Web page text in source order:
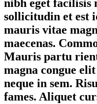
nibh eget facilisis
sollicitudin et est
mauris vitae
maecenas.
Mauris partu
magna congue
neque in sem.
fames. Aliquet